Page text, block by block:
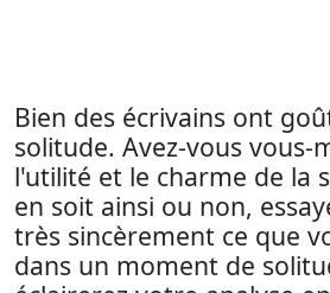
Bien des écrivains ont
solitude. Avez-vous vous-
l'utilité et le charme de la
en soit ainsi ou non,
très sincèrement ce que
dans un moment de